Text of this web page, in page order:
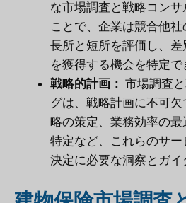
な市場調査と戦略コン
ことで、企業は競合他
長所と短所を評価し、
を獲得する機会を特定で
戦略的計画： 市場調査
グは、戦略計画に不可
略の策定、業務効率の
特定など、これらのサ
決定に必要な洞察とガイ